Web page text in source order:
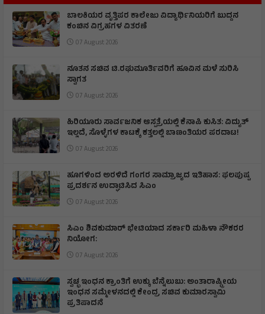
ಬಾಲಕಿಯರ ವೃತ್ತಿಪರ ಕಾಲೇಜು ವಿದ್ಯಾರ್ಥಿನಿಯರಿಗೆ ಬುದ್ದನ
ಕಂಚಿನ ವಿಗ್ರಹಗಳ ವಿತರಣೆ
07 August 2026
ನೂತನ ಸಚಿವ ಟಿ.ರಘುಮೂರ್ತಿವರಿಗೆ ಹೂವಿನ ಮಳೆ ಸುರಿಸಿ
ಸ್ವಾಗತ
07 August 2026
ಹಿರಿಯೂರು ಸಾರ್ವಜನಿಕ ಆಸ್ಪತ್ರೆಯಲ್ಲಿ ಕೆನಾಪಿ ಕುಸಿತ: ವಿದ್ಯುತ್‌
ಇಲ್ಲದೆ, ಸೊಳ್ಳೆಗಳ ಕಾಟಕ್ಕೆ ಕತ್ತಲಲ್ಲಿ ಬಾಣಂತಿಯರ ಪರದಾಟ!
07 August 2026
ಹೂಗಳಿಂದ ಅರಳಿದೆ ಗಂಗರ ಸಾಮ್ರಾಜ್ಯದ ಇತಿಹಾಸ: ಫಲಪುಷ್ಪ
ಪ್ರದರ್ಶನ ಉದ್ಘಾಟಿಸಿದ ಸಿಎಂ
07 August 2026
ಸಿಎಂ ಶಿವಕುಮಾರ್‌ ಭೇಟಿಯಾದ ಸರ್ಕಾರಿ ಮಹಿಳಾ ನೌಕರರ
ನಿಯೋಗ:
07 August 2026
ಸ್ವಚ್ಛ ಇಂಧನ ಕ್ರಾಂತಿಗೆ ಉಕ್ಕು ಬೆನ್ನೆಲುಬು: ಅಂತಾರಾಷ್ಟ್ರೀಯ
ಇಂಧನ ಸಮ್ಮೇಳನದಲ್ಲಿ ಕೇಂದ್ರ ಸಚಿವ ಕುಮಾರಸ್ವಾಮಿ
ಪ್ರತಿಪಾದನೆ